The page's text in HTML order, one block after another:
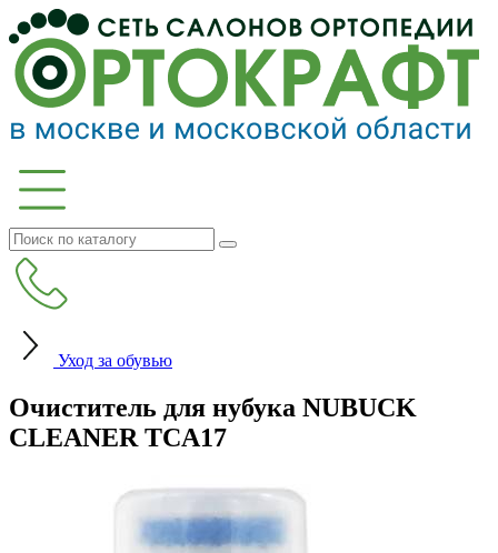
Уход за обувью
Очиститель для нубука NUBUCK
CLEANER TCA17